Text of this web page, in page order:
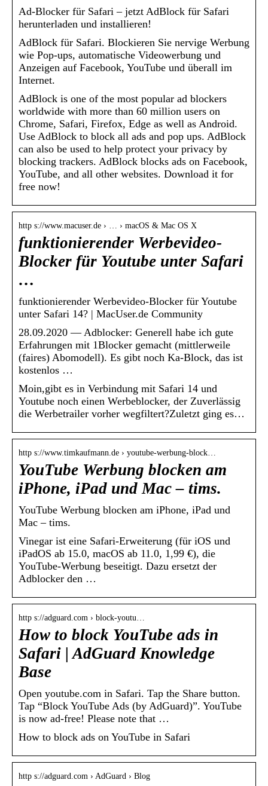
Ad-Blocker für Safari – jetzt AdBlock für Safari
herunterladen und installieren!
AdBlock für Safari. Blockieren Sie nervige Werbung
wie Pop-ups, automatische Videowerbung und
Anzeigen auf Facebook, YouTube und überall im
Internet.
AdBlock is one of the most popular ad blockers
worldwide with more than 60 million users on
Chrome, Safari, Firefox, Edge as well as Android.
Use AdBlock to block all ads and pop ups. AdBlock
can also be used to help protect your privacy by
blocking trackers. AdBlock blocks ads on Facebook,
YouTube, and all other websites. Download it for
free now!
http s://www.macuser.de › … › macOS & Mac OS X
funktionierender Werbevideo-
Blocker für Youtube unter Safari
…
funktionierender Werbevideo-Blocker für Youtube
unter Safari 14? | MacUser.de Community
28.09.2020 — Adblocker: Generell habe ich gute
Erfahrungen mit 1Blocker gemacht (mittlerweile
(faires) Abomodell). Es gibt noch Ka-Block, das ist
kostenlos …
Moin,gibt es in Verbindung mit Safari 14 und
Youtube noch einen Werbeblocker, der Zuverlässig
die Werbetrailer vorher wegfiltert?Zuletzt ging es…
http s://www.timkaufmann.de › youtube-werbung-block…
YouTube Werbung blocken am
iPhone, iPad und Mac – tims.
YouTube Werbung blocken am iPhone, iPad und
Mac – tims.
Vinegar ist eine Safari-​​Erweiterung (für iOS und
iPadOS ab 15.0, macOS ab 11.0, 1,99 €), die
YouTube-​​Werbung beseitigt. Dazu ersetzt der
Adblocker den …
http s://adguard.com › block-youtu…
How to block YouTube ads in
Safari | AdGuard Knowledge
Base
Open youtube.com in Safari. Tap the Share button.
Tap “Block YouTube Ads (by AdGuard)”. YouTube
is now ad-free! Please note that …
How to block ads on YouTube in Safari
http s://adguard.com › AdGuard › Blog